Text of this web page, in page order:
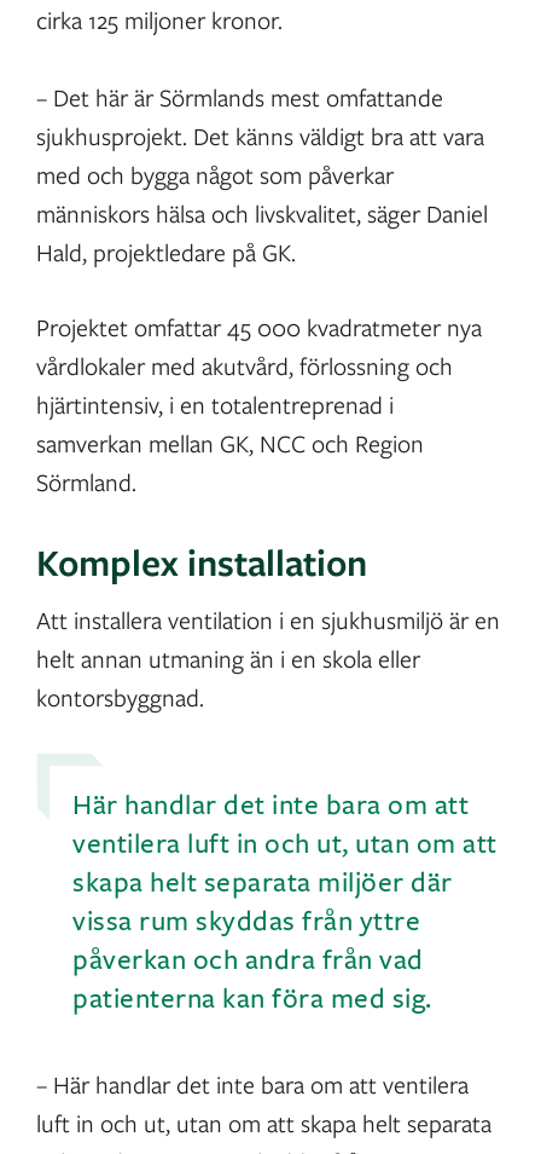
cirka 125 miljoner kronor.
– Det här är Sörmlands mest omfattande
sjukhusprojekt. Det känns väldigt bra att vara
med och bygga något som påverkar
människors hälsa och livskvalitet, säger Daniel
Hald, projektledare på GK.
Projektet omfattar 45 000 kvadratmeter nya
vårdlokaler med akutvård, förlossning och
hjärtintensiv, i en totalentreprenad i
samverkan mellan GK, NCC och Region
Sörmland.
Komplex installation
Att installera ventilation i en sjukhusmiljö är en
helt annan utmaning än i en skola eller
kontorsbyggnad.
Här handlar det inte bara om att
ventilera luft in och ut, utan om att
skapa helt separata miljöer där
vissa rum skyddas från yttre
påverkan och andra från vad
patienterna kan föra med sig.
– Här handlar det inte bara om att ventilera
luft in och ut, utan om att skapa helt separata